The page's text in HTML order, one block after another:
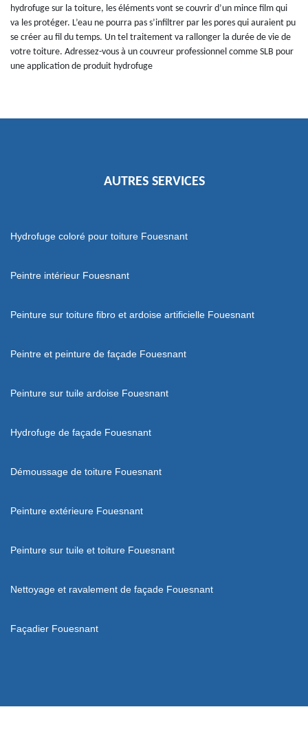
hydrofuge sur la toiture, les éléments vont se couvrir d’un mince film qui
va les protéger. L’eau ne pourra pas s’infiltrer par les pores qui auraient pu
se créer au fil du temps. Un tel traitement va rallonger la durée de vie de
votre toiture. Adressez-vous à un couvreur professionnel comme SLB pour
une application de produit hydrofuge
AUTRES SERVICES
Hydrofuge coloré pour toiture Fouesnant
Peintre intérieur Fouesnant
Peinture sur toiture fibro et ardoise artificielle Fouesnant
Peintre et peinture de façade Fouesnant
Peinture sur tuile ardoise Fouesnant
Hydrofuge de façade Fouesnant
Démoussage de toiture Fouesnant
Peinture extérieure Fouesnant
Peinture sur tuile et toiture Fouesnant
Nettoyage et ravalement de façade Fouesnant
Façadier Fouesnant